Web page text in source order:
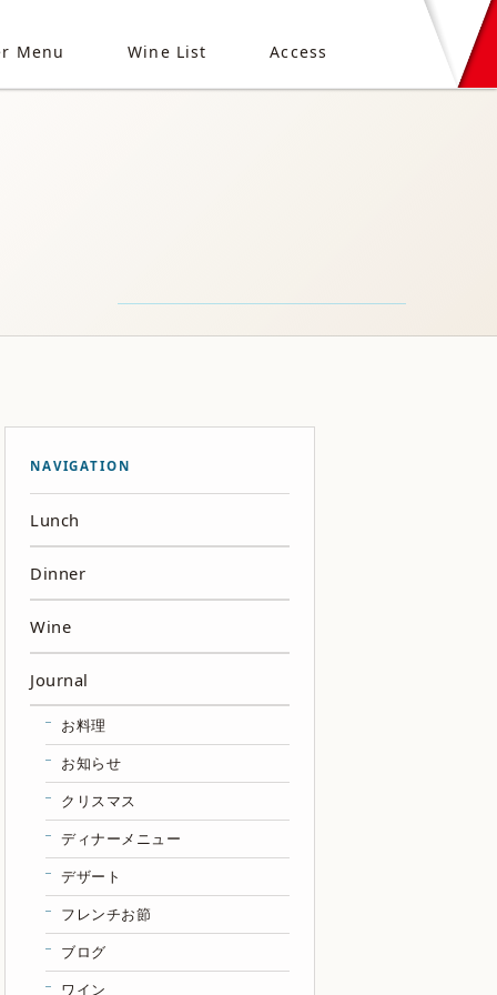
Menu Wine List Access
NAVIGATION
Lunch
Dinner
Wine
Journal
お料理
お知らせ
クリスマス
ディナーメニュー
デザート
フレンチお節
ブログ
ワイン